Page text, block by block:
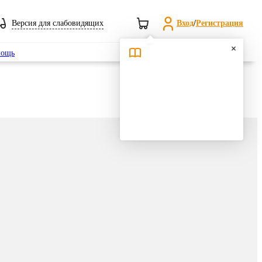
Версия для слабовидящих Вход/Регистрация
Поиск